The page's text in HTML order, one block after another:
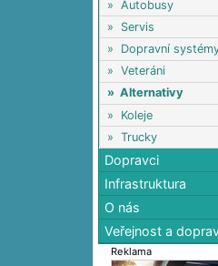
» Autobusy
» Servis
» Dopravní
» Veteráni
» Alternativy
» Koleje
» Trucky
Dopravci
Infrastruktura
O nás
Veřejnost a
Reklama